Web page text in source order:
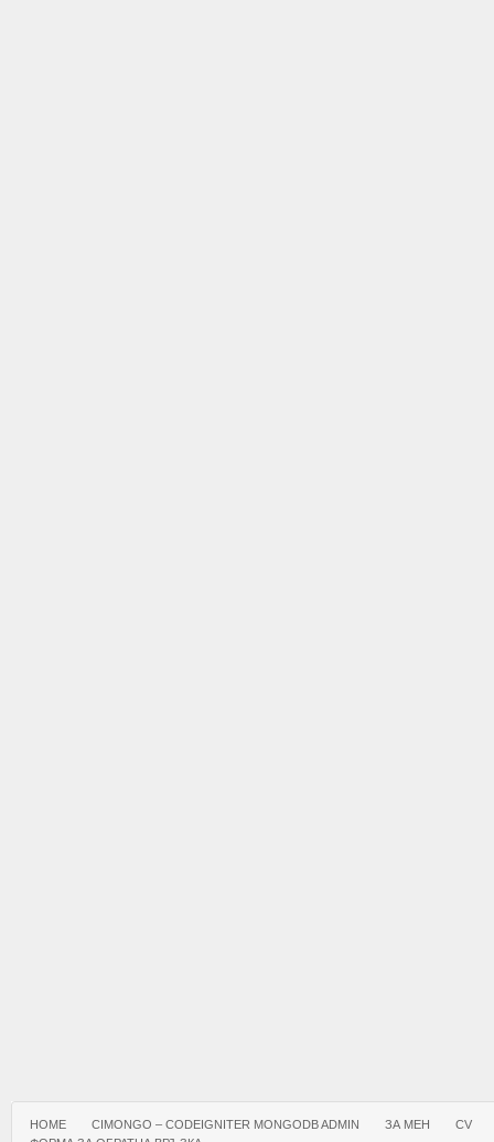
HOME CIMONGO – CODEIGNITER MONGODB ADMIN ЗА МЕН
CV